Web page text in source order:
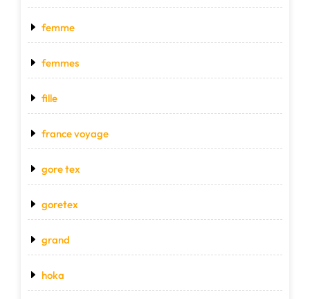
femme
femmes
fille
france voyage
gore tex
goretex
grand
hoka